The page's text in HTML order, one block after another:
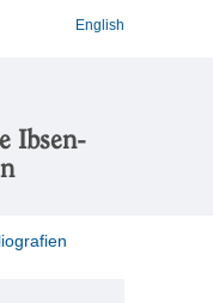
English
Ibsen-